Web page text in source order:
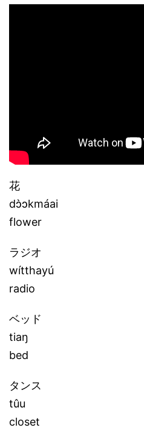
花
dɔ̀ɔkmáai
flower
ラジオ
wítthayú
radio
ベッド
tiaŋ
bed
タンス
tûu
closet